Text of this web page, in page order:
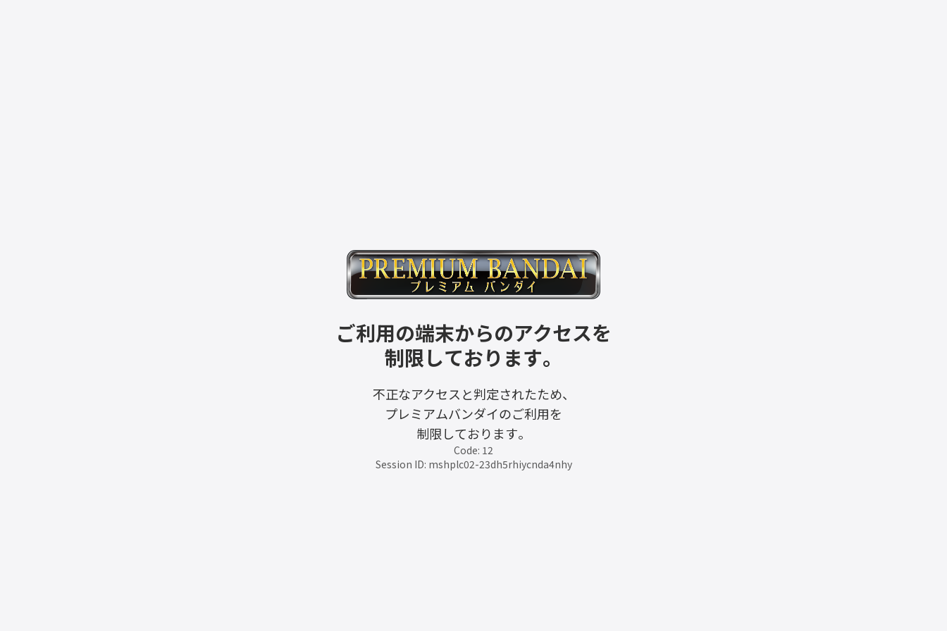
ご利用の端末からのアクセスを
制限しております。
不正なアクセスと判定されたため、
プレミアムバンダイのご利用を
制限しております。
Code: 12
Session ID: mshplc02-23dh5rhiycnda4nhy